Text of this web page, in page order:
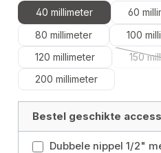
40 millimeter
60
80 millimeter
100
120 millimeter
150
200 millimeter
Bestel geschikte